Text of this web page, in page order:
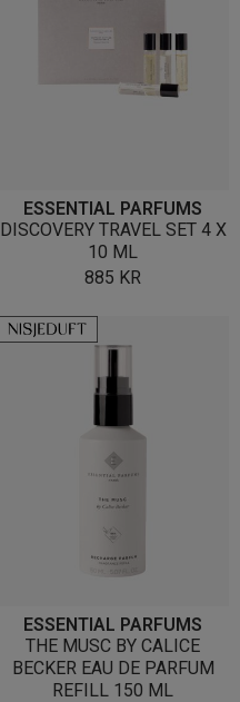
ESSENTIAL PARFUMS
DISCOVERY TRAVEL SET 4 X
10 ML
885 KR
ESSENTIAL PARFUMS
THE MUSC BY CALICE
BECKER EAU DE PARFUM
REFILL 150 ML